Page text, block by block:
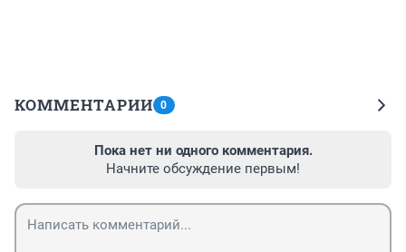
КОММЕНТАРИИ 0
Пока нет ни одного комментария.
Начните обсуждение первым!